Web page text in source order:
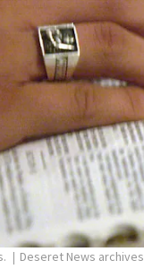
Deseret News archives